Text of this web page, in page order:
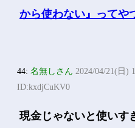
44:名無しさん 2024/04/21(日)
ID:kxdjCuKV0
現金じゃないと使いす